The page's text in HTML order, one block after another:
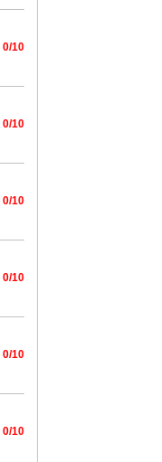
0/10
0/10
0/10
0/10
0/10
0/10